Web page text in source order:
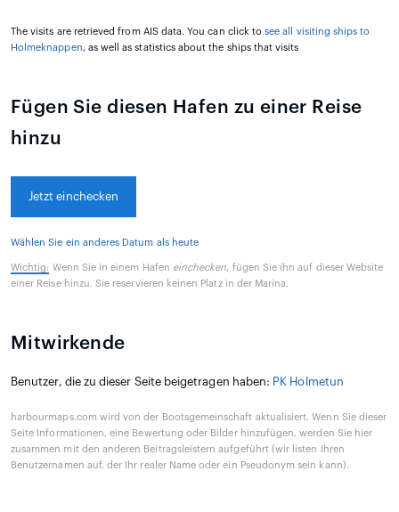
The visits are retrieved from AIS data. You can click tosee all visiting ships to
Holmeknappen, as well as statistics about the ships that visits
Fügen Sie diesen Hafen zu einer Reise
hinzu
Jetzt einchecken
Wählen Sie ein anderes Datum als heute
Wichtig: Wenn Sie in einem Hafen einchecken, fügen Sie ihn auf dieser Website
einer Reise hinzu. Sie reservieren keinen Platz in der Marina.
Mitwirkende
Benutzer, die zu dieser Seite beigetragen haben: PK Holmetun
harbourmaps.com wird von der Bootsgemeinschaft aktualisiert. Wenn Sie dieser
Seite Informationen, eine Bewertung oder Bilder hinzufügen, werden Sie hier
zusammen mit den anderen Beitragsleistern aufgeführt (wir listen Ihren
Benutzernamen auf, der Ihr realer Name oder ein Pseudonym sein kann).